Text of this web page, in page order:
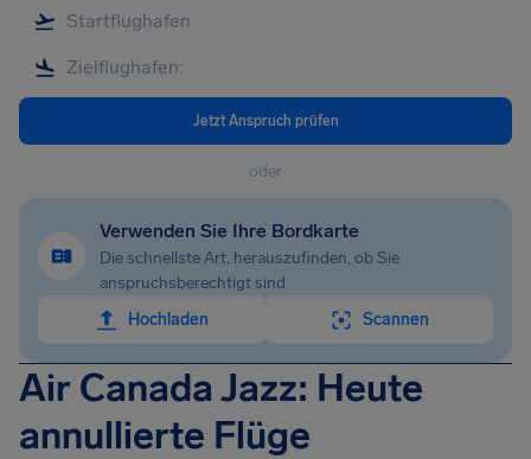
Jetzt Anspruch prüfen
oder
Verwenden Sie Ihre Bordkarte
Die schnellste Art, herauszufinden, ob Sie
anspruchsberechtigt sind
Hochladen
Scannen
Air Canada Jazz: Heute
annullierte Flüge